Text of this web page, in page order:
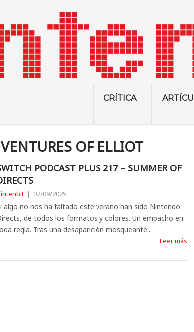
CRÍTICA
OF ELLIOT
PODCAST PLUS 217 – SUMMER OF
| 07/09/2025
algo no nos ha faltado este verano han sido Nintendo
de todos los formatos y colores. Un empacho en
regla. Tras una desaparición mosqueante...
Leer más